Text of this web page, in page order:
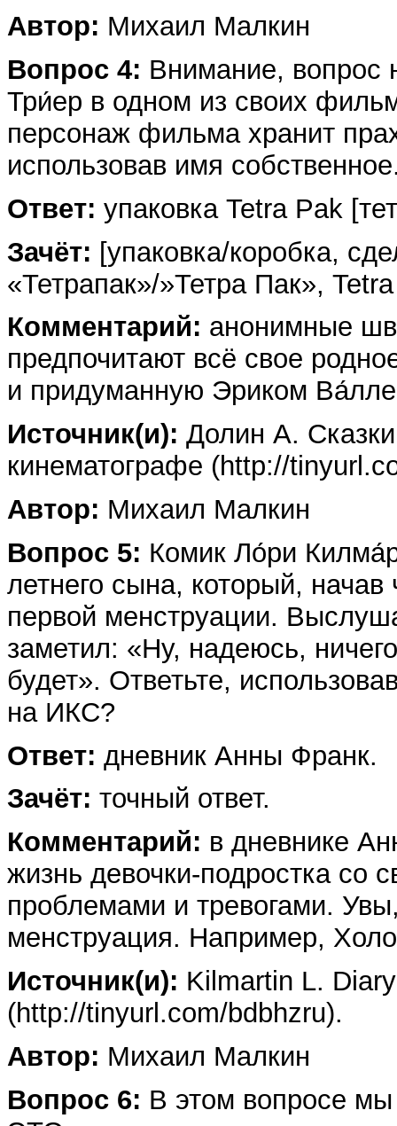
Автор: Михаил Малкин
Вопрос 4: Внимание, вопрос
Три́ер в одном из своих
персонаж фильма хранит
использовав имя
Ответ: упаковка Tetra Pak
Зачёт: [упаковка/коробка,
«Тетрапак»/»Тетра Пак»,
Комментарий: анонимные
предпочитают всё свое
и придуманную Эриком
Источник(и): Долин А.
кинематографе (http://
Автор: Михаил Малкин
Вопрос 5: Комик Ло́ри
летнего сына, который,
первой менструации.
заметил: «Ну, надеюсь,
будет». Ответьте,
на ИКС?
Ответ: дневник Анны Франк.
Зачёт: точный ответ.
Комментарий: в дневнике
жизнь девочки-подростка со
проблемами и тревогами.
менструация. Например,
Источник(и): Kilmartin L.
(http://tinyurl.com/bdbhzru).
Автор: Михаил Малкин
Вопрос 6: В этом вопросе